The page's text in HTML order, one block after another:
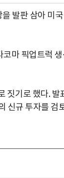
발판 삼아 미
마 픽업트럭
짓기로 했다. 발
신규 투자를 검